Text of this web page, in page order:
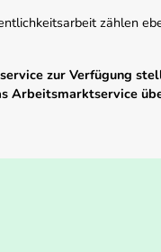
zählen
zur Verfügung
Arbeitsmarktservice